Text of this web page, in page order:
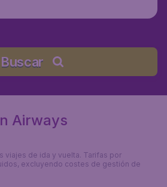
Buscar
Airways
viajes de ida y vuelta. Tarifas por
excluyendo costes de gestión de